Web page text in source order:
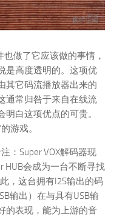
也做了它应该做的事情，
是高度透明的。这项优
其它码流播放器出来的
通常归咎于来自在线流
白这项优点的可贵。
游戏。
：Super VOX解码器现
HUB会成为一台不断寻找
，这台拥有I2S输出的码
输出）在与具有USB输
的表现，能为上游的音